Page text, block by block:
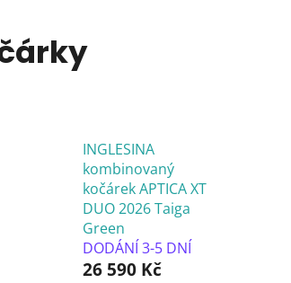
INGLESINA
kombinovaný
kočárek APTICA XT
DUO 2026 Taiga
Green
DODÁNÍ 3-5 DNÍ
26 590 Kč